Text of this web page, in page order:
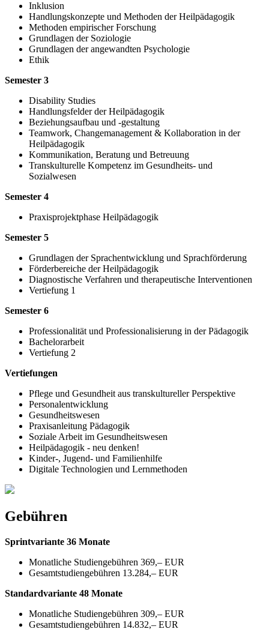
Inklusion
Handlungskonzepte und Methoden der Heilpädagogik
Methoden empirischer Forschung
Grundlagen der Soziologie
Grundlagen der angewandten Psychologie
Ethik
Semester 3
Disability Studies
Handlungsfelder der Heilpädagogik
Beziehungsaufbau und -gestaltung
Teamwork, Changemanagement & Kollaboration in der
Heilpädagogik
Kommunikation, Beratung und Betreuung
Transkulturelle Kompetenz im Gesundheits- und
Sozialwesen
Semester 4
Praxisprojektphase Heilpädagogik
Semester 5
Grundlagen der Sprachentwicklung und Sprachförderung
Förderbereiche der Heilpädagogik
Diagnostische Verfahren und therapeutische Interventionen
Vertiefung 1
Semester 6
Professionalität und Professionalisierung in der Pädagogik
Bachelorarbeit
Vertiefung 2
Vertiefungen
Pflege und Gesundheit aus transkultureller Perspektive
Personalentwicklung
Gesundheitswesen
Praxisanleitung Pädagogik
Soziale Arbeit im Gesundheitswesen
Heilpädagogik - neu denken!
Kinder-, Jugend- und Familienhilfe
Digitale Technologien und Lernmethoden
Gebühren
Sprintvariante 36 Monate
Monatliche Studiengebühren 369,– EUR
Gesamtstudiengebühren 13.284,– EUR
Standardvariante 48 Monate
Monatliche Studiengebühren 309,– EUR
Gesamtstudiengebühren 14.832,– EUR